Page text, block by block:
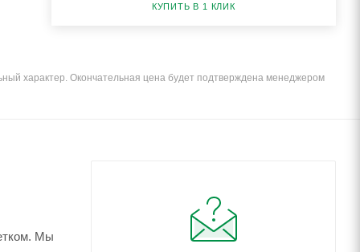
КУПИТЬ В 1 КЛИК
характер. Окончательная цена будет подтверждена менеджером
Мы